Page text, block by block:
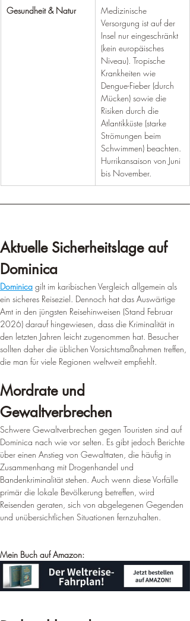
Gesundheit & Natur
Medizinische
Versorgung ist auf der
Insel nur eingeschränkt
(kein europäisches
Niveau). Tropische
Krankheiten wie
Dengue-Fieber (durch
Mücken) sowie die
Risiken durch die
Atlantikküste (starke
Strömungen beim
Schwimmen) beachten.
Hurrikansaison von Juni
bis November.
Aktuelle Sicherheitslage auf
Dominica
Dominica gilt im karibischen Vergleich allgemein als
ein sicheres Reiseziel. Dennoch hat das Auswärtige
Amt in den jüngsten Reisehinweisen (Stand Februar
2026) darauf hingewiesen, dass die Kriminalität in
den letzten Jahren leicht zugenommen hat. Besucher
sollten daher die üblichen Vorsichtsmaßnahmen treffen,
die man für viele Regionen weltweit empfiehlt.
Mordrate und
Gewaltverbrechen
Schwere Gewaltverbrechen gegen Touristen sind auf
Dominica nach wie vor selten. Es gibt jedoch Berichte
über einen Anstieg von Gewalttaten, die häufig in
Zusammenhang mit Drogenhandel und
Bandenkriminalität stehen. Auch wenn diese Vorfälle
primär die lokale Bevölkerung betreffen, wird
Reisenden geraten, sich von abgelegenen Gegenden
und unübersichtlichen Situationen fernzuhalten.
Mein Buch auf Amazon: